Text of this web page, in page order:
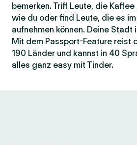
bemerken. Triff Leute, die
wie du oder find Leute, die es
aufnehmen können. Deine Stadt
Mit dem Passport-Feature reist
190 Länder und kannst in 40
alles ganz easy mit Tinder.